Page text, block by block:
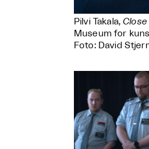
Pilvi Takala,
Museum for
Foto: David